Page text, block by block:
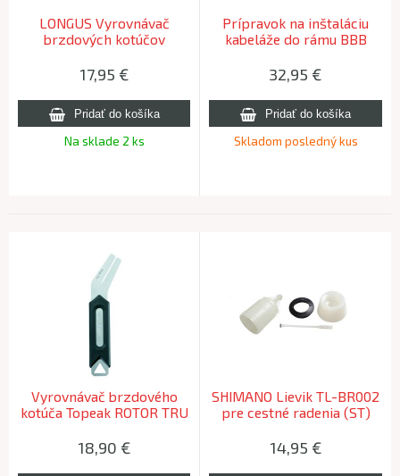
LONGUS Vyrovnávač
brzdových kotúčov
17,95 €
Na sklade 2 ks
Prípravok na inštaláciu
kabeláže do rámu BBB
32,95 €
Skladom posledný kus
Vyrovnávač brzdového
kotúča Topeak ROTOR TRU
18,90 €
SHIMANO Lievik TL-BR002
pre cestné radenia (ST)
14,95 €